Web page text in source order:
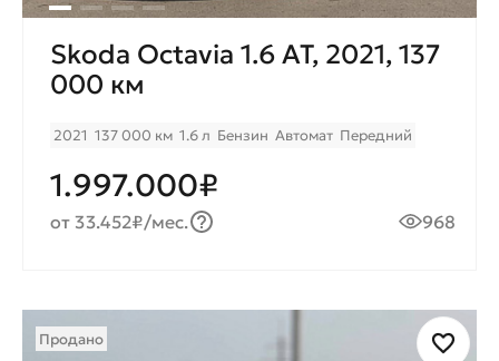
Skoda Octavia 1.6 AT, 2021, 137
000 км
2021 137 000 км 1.6 л Бензин Автомат Передний
1.997.000₽
от 33.452₽/мес. 968
Продано